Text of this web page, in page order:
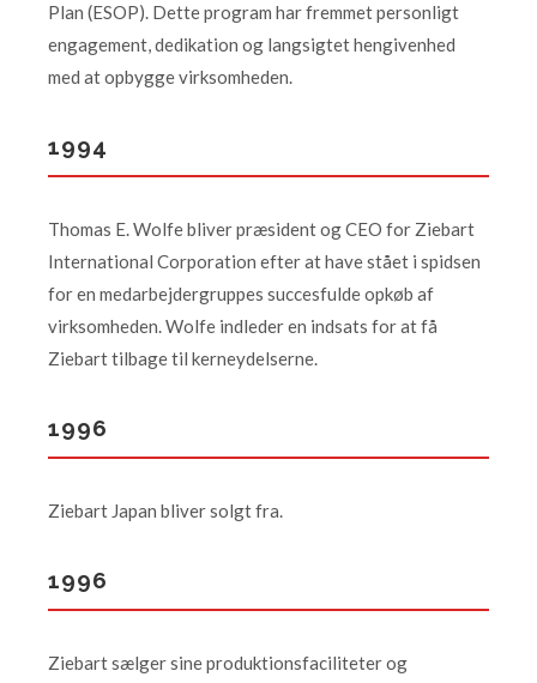
Plan (ESOP). Dette program har fremmet personligt
engagement, dedikation og langsigtet hengivenhed
med at opbygge virksomheden.
1994
Thomas E. Wolfe bliver præsident og CEO for Ziebart
International Corporation efter at have stået i spidsen
for en medarbejdergruppes succesfulde opkøb af
virksomheden. Wolfe indleder en indsats for at få
Ziebart tilbage til kerneydelserne.
1996
Ziebart Japan bliver solgt fra.
1996
Ziebart sælger sine produktionsfaciliteter og